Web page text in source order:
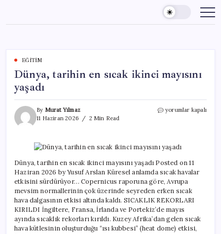
content
EĞITIM
Dünya, tarihin en sıcak ikinci mayısını
yaşadı
By Murat Yılmaz
11 Haziran 2026
2 Min Read
Dünya,
ikinci
mayısını
yaşadı
için
yorumlar kapalı
Dünya, tarihin en sıcak ikinci mayısını yaşadı Posted on 11
Haziran 2026 by Yusuf Arslan Küresel anlamda sıcak havalar
etkisini sürdürüyor… Copernicus raporuna göre, Avrupa
mevsim normallerinin çok üzerinde seyreden erken sıcak
hava dalgasının etkisi altında kaldı. SICAKLIK REKORLARI
KIRILDI İngiltere, Fransa, İrlanda ve Portekiz’de mayıs
ayında sıcaklık rekorları kırıldı. Kuzey Afrika’dan gelen sıcak
hava kütlesinin oluşturduğu “ısı kubbesi” (heat dome) etkisi,